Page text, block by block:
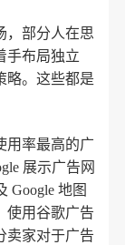
，部分人在思
手布局独立
略。这些都是
用率最高的广
展示广告网
Google 地图
使用谷歌广告
卖家对于广告